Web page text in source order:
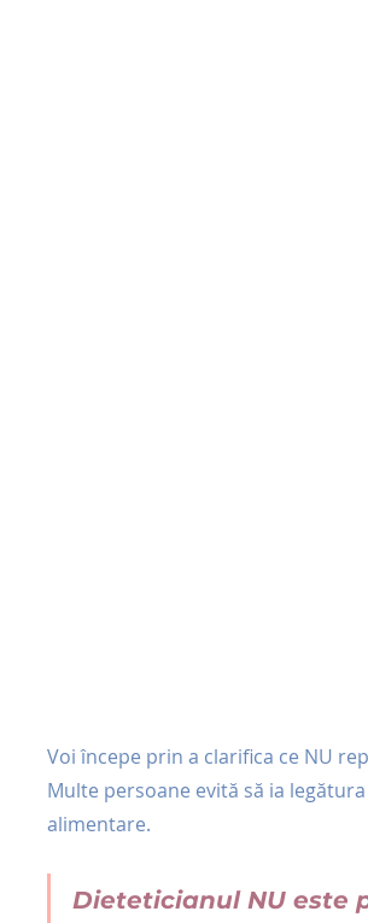
Voi începe prin a clarifica ce NU
Multe persoane evită să ia
alimentare.
Dieteticianul NU este